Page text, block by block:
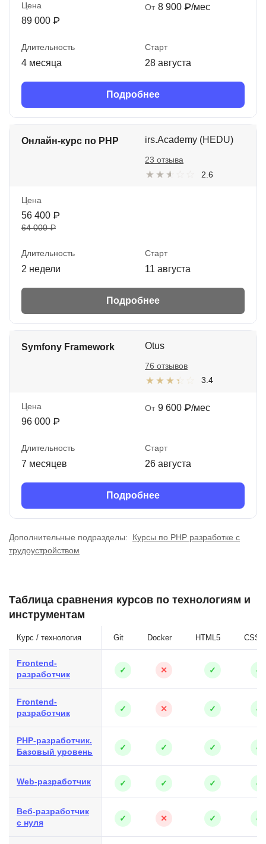
Цена
89 000 ₽
От 8 900 ₽/мес
Длительность
4 месяца
Старт
28 августа
Подробнее
Онлайн-курс по PHP irs.Academy (HEDU)
2.6
23 отзыва
Цена
56 400 ₽
64 000 ₽
Длительность
2 недели
Старт
11 августа
Подробнее
Symfony Framework Otus
3.4
76 отзывов
Цена
96 000 ₽
От 9 600 ₽/мес
Длительность
7 месяцев
Старт
26 августа
Подробнее
Дополнительные подразделы:
Курсы по PHP разработке с
трудоустройством
Таблица сравнения курсов по технологиям и
инструментам
Курс / технология Git Docker HTML5 CSS3
Frontend-
разработчик
✓ ✕ ✓ ✓
Frontend-
разработчик
✓ ✕ ✓ ✓
PHP-разработчик.
Базовый уровень
✓ ✓ ✓ ✓
Web-разработчик ✓ ✓ ✓ ✓
Веб-разработчик
с нуля
✓ ✕ ✓ ✓